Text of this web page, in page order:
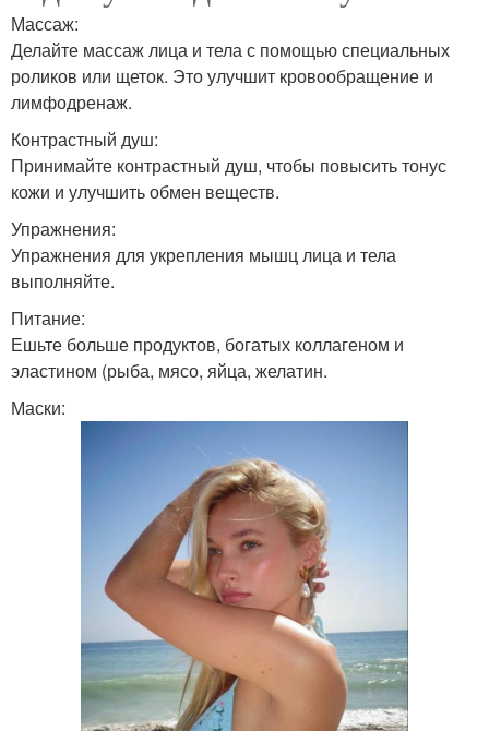
Массаж:
Делайте массаж лица и тела с помощью специальных
роликов или щеток. Это улучшит кровообращение и
лимфодренаж.
Контрастный душ:
Принимайте контрастный душ, чтобы повысить тонус
кожи и улучшить обмен веществ.
Упражнения:
Упражнения для укрепления мышц лица и тела
выполняйте.
Питание:
Ешьте больше продуктов, богатых коллагеном и
эластином (рыба, мясо, яйца, желатин.
Маски: